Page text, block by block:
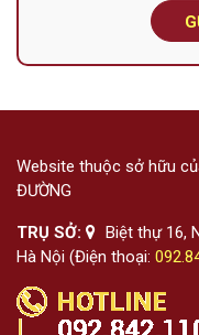
Website thuộc sở hữu
ĐƯỜNG
TRỤ SỞ:
Biệt thự 16,
Hà Nội (Điện thoại: